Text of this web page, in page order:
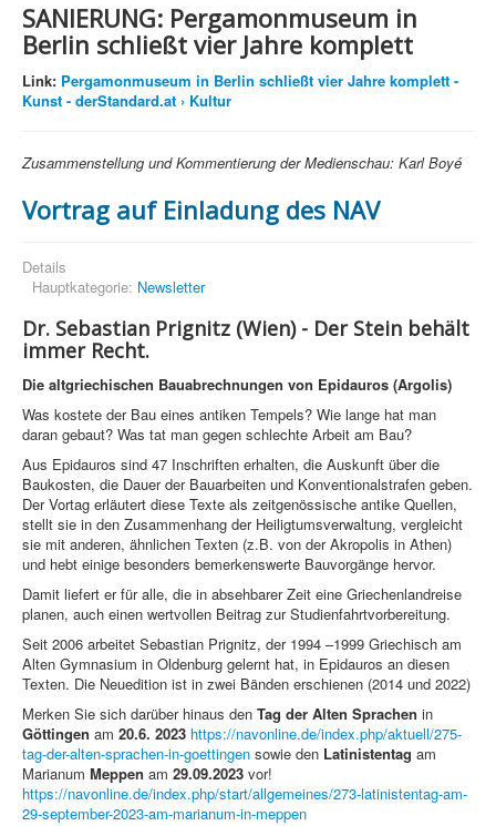
SANIERUNG: Pergamonmuseum in
Berlin schließt vier Jahre komplett
Link: Pergamonmuseum in Berlin schließt vier Jahre komplett -
Kunst - derStandard.at › Kultur
Zusammenstellung und Kommentierung der Medienschau: Karl Boyé
Vortrag auf Einladung des NAV
Details
Hauptkategorie: Newsletter
Dr. Sebastian Prignitz (Wien) - Der Stein behält
immer Recht.
Die altgriechischen Bauabrechnungen von Epidauros (Argolis)
Was kostete der Bau eines antiken Tempels? Wie lange hat man
daran gebaut? Was tat man gegen schlechte Arbeit am Bau?
Aus Epidauros sind 47 Inschriften erhalten, die Auskunft über die
Baukosten, die Dauer der Bauarbeiten und Konventionalstrafen geben.
Der Vortag erläutert diese Texte als zeitgenössische antike Quellen,
stellt sie in den Zusammenhang der Heiligtumsverwaltung, vergleicht
sie mit anderen, ähnlichen Texten (z.B. von der Akropolis in Athen)
und hebt einige besonders bemerkenswerte Bauvorgänge hervor.
Damit liefert er für alle, die in absehbarer Zeit eine Griechenlandreise
planen, auch einen wertvollen Beitrag zur Studienfahrtvorbereitung.
Seit 2006 arbeitet Sebastian Prignitz, der 1994 –1999 Griechisch am
Alten Gymnasium in Oldenburg gelernt hat, in Epidauros an diesen
Texten. Die Neuedition ist in zwei Bänden erschienen (2014 und 2022)
Merken Sie sich darüber hinaus den Tag der Alten Sprachen in
Göttingen am 20.6. 2023 https://navonline.de/index.php/aktuell/275-
tag-der-alten-sprachen-in-goettingen sowie den Latinistentag am
Marianum Meppen am 29.09.2023 vor!
https://navonline.de/index.php/start/allgemeines/273-latinistentag-am-
29-september-2023-am-marianum-in-meppen